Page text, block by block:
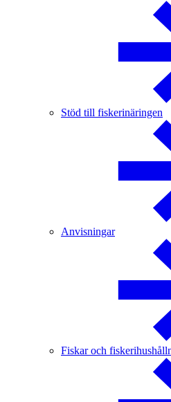
Stöd till fiskerinäringen
Anvisningar
Fiskar och